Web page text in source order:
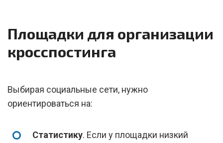
Площадки для организации
кросспостинга
Выбирая социальные сети, нужно
ориентироваться на:
Статистику. Если у площадки низкий